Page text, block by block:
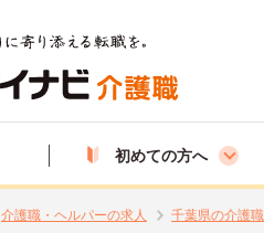
初めての方へ
介護職・ヘルパーの求人 千葉県の介護